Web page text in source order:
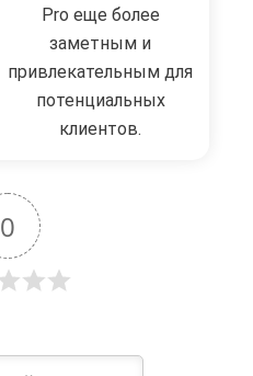
Pro еще более
заметным и
привлекательным для
потенциальных
клиентов.
0